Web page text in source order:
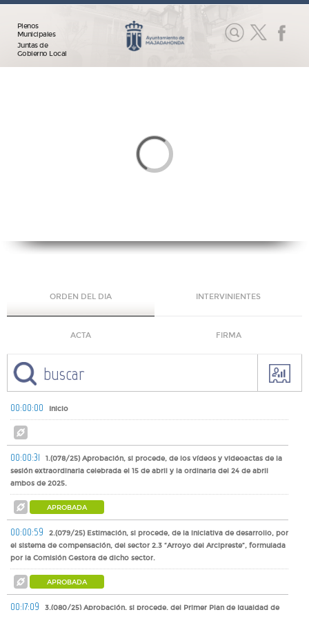
Plenos
Municipales
Juntas de
Gobierno Local
ORDEN DEL DIA INTERVINIENTES
ACTA FIRMA
00:00:00 Inicio
00:00:31
1.(078/25) Aprobación, si procede, de los vídeos y videoactas de la
sesión extraordinaria celebrada el 15 de abril y la ordinaria del 24 de abril
ambos de 2025.
APROBADA
00:00:59
2.(079/25) Estimación, si procede, de la iniciativa de desarrollo, por
el sistema de compensación, del sector 2.3 “Arroyo del Arcipreste”, formulada
por la Comisión Gestora de dicho sector.
APROBADA
00:17:09
3.(080/25) Aprobación, si procede, del Primer Plan de Igualdad de